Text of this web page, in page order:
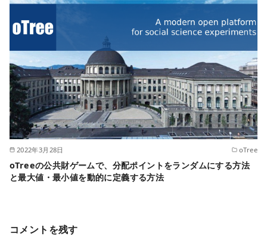
2022年3月28日 oTree
oTreeの公共財ゲームで、分配ポイントをランダムにする方法
と最大値・最小値を動的に定義する方法
コメントを残す